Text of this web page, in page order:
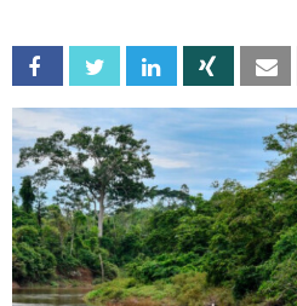
Facebook Twitter Linkedin Xing